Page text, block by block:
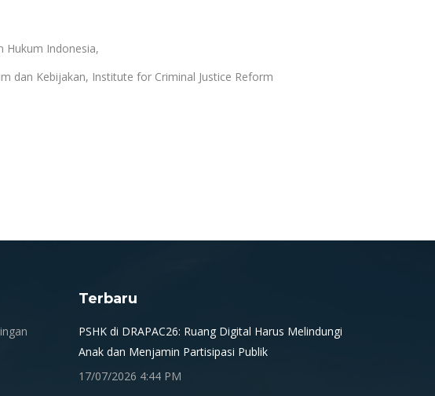
Hukum Indonesia,
dan Kebijakan, Institute for Criminal Justice Reform
Terbaru
PSHK di DRAPAC26: Ruang Digital Harus Melindungi
Anak dan Menjamin Partisipasi Publik
17/07/2026 4:44 PM